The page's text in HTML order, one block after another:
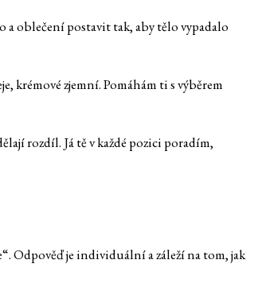
a oblečení postavit tak, aby tělo vypadalo
krémové zjemní. Pomáhám ti s výběrem
rozdíl. Já tě v každé pozici poradím,
Odpověď je individuální a záleží na tom, jak